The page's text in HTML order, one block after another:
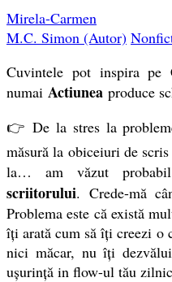
Mirela-Carmen
M.C. Simon (Autor)
Cuvintele pot inspira
numai Actiunea produce
👉 De la stres la
măsură la obiceiuri de
la… am văzut
scriitorului. Crede-mă
Problema este că există
îți arată cum să îți creezi o
nici măcar, nu îți
ușurință in flow-ul tău